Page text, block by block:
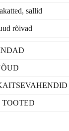
sallid
rõivad